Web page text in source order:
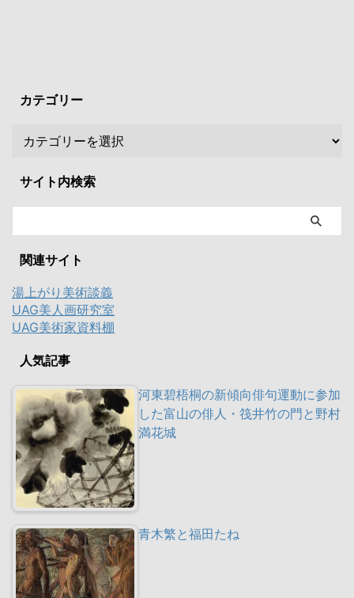
カテゴリー
サイト内検索
関連サイト
湯上がり美術談義
UAG美人画研究室
UAG美術家資料棚
人気記事
河東碧梧桐の新傾向俳句運動に参加
した富山の俳人・筏井竹の門と野村
満花城
青木繁と福田たね